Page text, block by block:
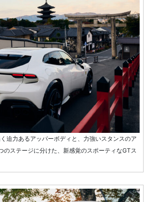
迫力あるアッパーボディと、力強いスタンスのア
のステージに分けた、新感覚のスポーティなGTス